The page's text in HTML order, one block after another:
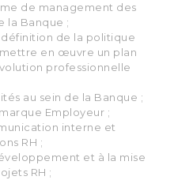
de management des
la Banque ;
de la politique
en œuvre un plan
professionnelle
au sein de la Banque ;
Employeur ;
interne et
RH ;
et à la mise
RH ;